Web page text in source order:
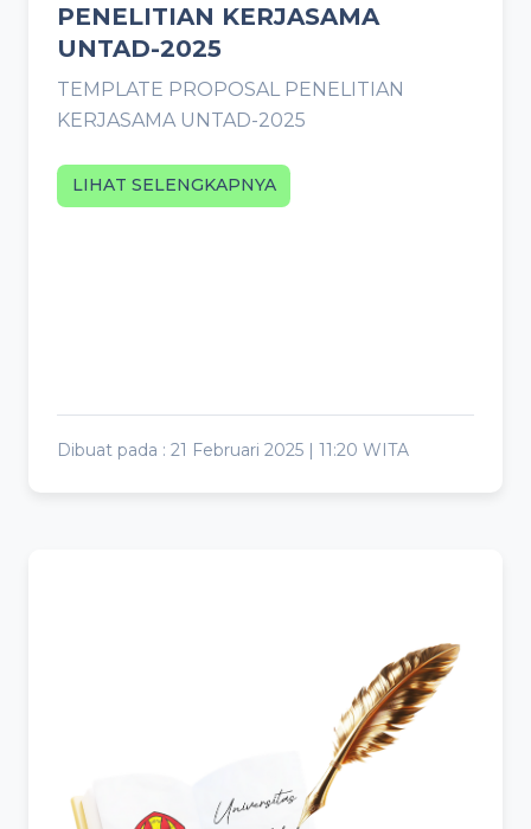
PENELITIAN KERJASAMA
UNTAD-2025
TEMPLATE PROPOSAL PENELITIAN
KERJASAMA UNTAD-2025
LIHAT SELENGKAPNYA
Dibuat pada : 21 Februari 2025 | 11:20 WITA